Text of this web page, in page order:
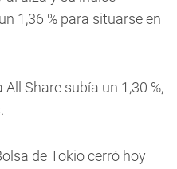
1,36 % para situarse en
Share subía un 1,30 %,
de Tokio cerró hoy